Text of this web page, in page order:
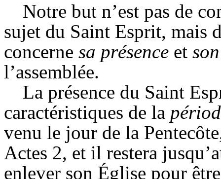
Notre but n’est pas de
sujet du Saint Esprit, mais
concerne sa présence et
l’assemblée.
La présence du Saint
caractéristiques de la
venu le jour de la
Actes 2, et il restera
enlever son Église pour